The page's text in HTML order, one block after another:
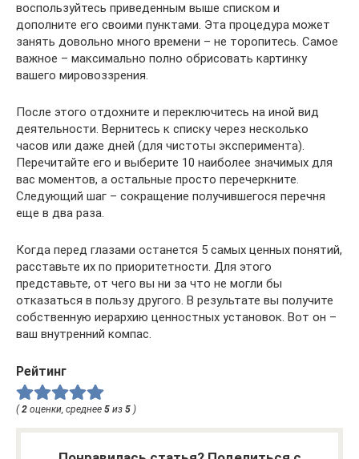
воспользуйтесь приведенным выше списком и
дополните его своими пунктами. Эта процедура может
занять довольно много времени – не торопитесь. Самое
важное – максимально полно обрисовать картинку
вашего мировоззрения.
После этого отдохните и переключитесь на иной вид
деятельности. Вернитесь к списку через несколько
часов или даже дней (для чистоты эксперимента).
Перечитайте его и выберите 10 наиболее значимых для
вас моментов, а остальные просто перечеркните.
Следующий шаг – сокращение получившегося перечня
еще в два раза.
Когда перед глазами останется 5 самых ценных понятий,
расставьте их по приоритетности. Для этого
представьте, от чего вы ни за что не могли бы
отказаться в пользу другого. В результате вы получите
собственную иерархию ценностных установок. Вот он –
ваш внутренний компас.
Рейтинг
(2 оценки, среднее 5 из 5 )